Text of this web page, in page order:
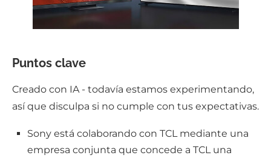
Puntos clave
Creado con IA - todavía estamos experimentando,
así que disculpa si no cumple con tus expectativas.
Sony está colaborando con TCL mediante una
empresa conjunta que concede a TCL una